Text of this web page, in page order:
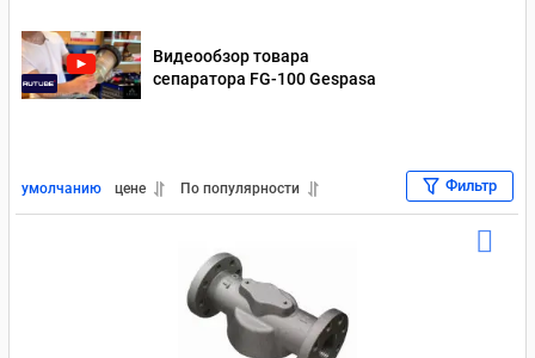
Видеообзор товара
сепаратора FG-100 Gespasa
умолчанию цене По популярности Фильтр